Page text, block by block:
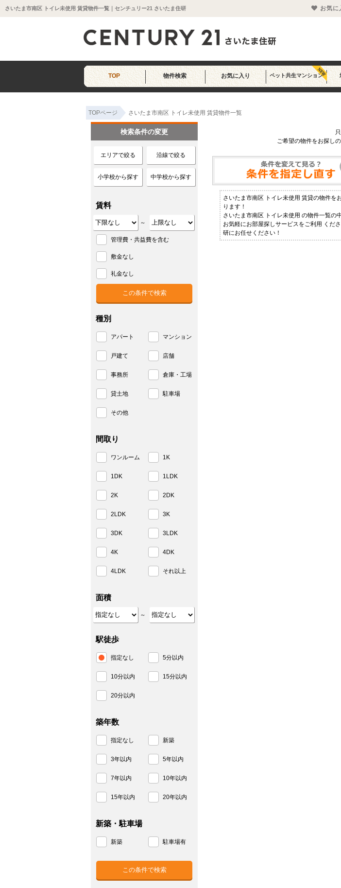
さいたま市南区 トイレ未使用 賃貸物件一覧｜センチュリー21 さいたま住研
TOP 物件検索 お気に入り ペット共生マンション
TOPページ さいたま市南区 トイレ未使用 賃貸物件一覧
ご希望の物件をお探し
さいたま市南区 トイレ未使用 賃貸の物件を
ります！
さいたま市南区 トイレ未使用 の物件一覧の
お気軽にお部屋探しサービスをご利用 くだ
研にお任せください！
検索条件の変更
エリアで絞る 沿線で絞る
小学校から探す 中学校から探す
賃料
～
管理費・共益費を含む
敷金なし
礼金なし
種別
アパート マンション
戸建て 店舗
事務所 倉庫・工場
貸土地 駐車場
その他
間取り
ワンルーム 1K
1DK 1LDK
2K 2DK
2LDK 3K
3DK 3LDK
4K 4DK
4LDK それ以上
面積
～
駅徒歩
指定なし 5分以内
10分以内 15分以内
20分以内
築年数
指定なし 新築
3年以内 5年以内
7年以内 10年以内
15年以内 20年以内
新築・駐車場
新築 駐車場有
お気に